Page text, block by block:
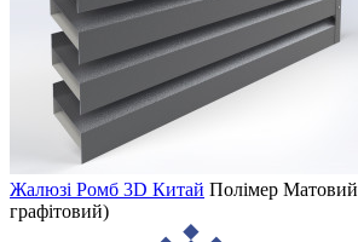
Жалюзі Ромб 3D Китай Полімер Матовий
графітовий)